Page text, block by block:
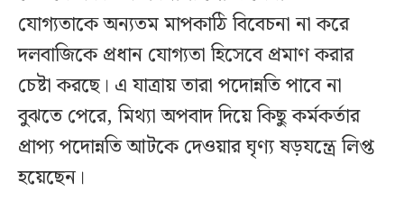
যোগ্যতাকে অন্যতম মাপকাঠি বিবেচনা না করে
দলবাজিকে প্রধান যোগ্যতা হিসেবে প্রমাণ করার
চেষ্টা করছে। এ যাত্রায় তারা পদোন্নতি পাবে না
বুঝতে পেরে, মিথ্যা অপবাদ দিয়ে কিছু কর্মকর্তার
প্রাপ্য পদোন্নতি আটকে দেওয়ার ঘৃণ্য ষড়যন্ত্রে লিপ্ত
হয়েছেন।